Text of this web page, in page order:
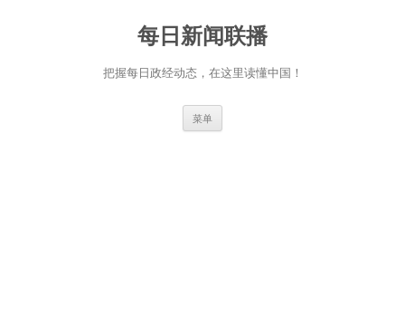
每日新闻联播
把握每日政经动态，在这里读懂中国！
菜单